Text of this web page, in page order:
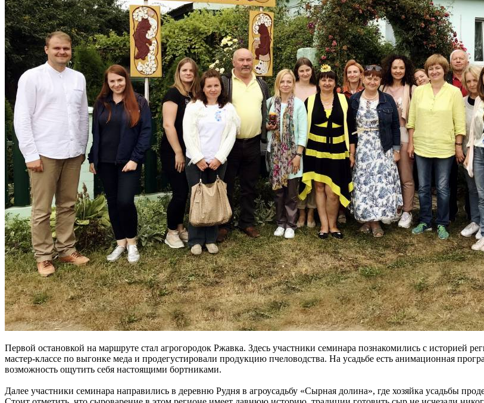
Первой остановкой на маршруте стал агрогородок Ржавка. Здесь участники семинара познакомились с историей
мастер-классе по выгонке меда и продегустировали продукцию пчеловодства. На усадьбе есть анимационная
возможность ощутить себя настоящими бортниками.
Далее участники семинара направились в деревню Рудня в агроусадьбу «Сырная долина», где хозяйка усадьбы